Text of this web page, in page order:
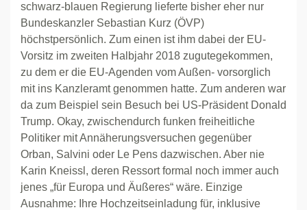
schwarz-blauen Regierung lieferte bisher eher nur
Bundeskanzler Sebastian Kurz (ÖVP)
höchstpersönlich. Zum einen ist ihm dabei der EU-
Vorsitz im zweiten Halbjahr 2018 zugutegekommen,
zu dem er die EU-Agenden vom Außen- vorsorglich
mit ins Kanzleramt genommen hatte. Zum anderen war
da zum Beispiel sein Besuch bei US-Präsident Donald
Trump. Okay, zwischendurch funken freiheitliche
Politiker mit Annäherungsversuchen gegenüber
Orban, Salvini oder Le Pens dazwischen. Aber nie
Karin Kneissl, deren Ressort formal noch immer auch
jenes „für Europa und Äußeres“ wäre. Einzige
Ausnahme: Ihre Hochzeitseinladung für, inklusive